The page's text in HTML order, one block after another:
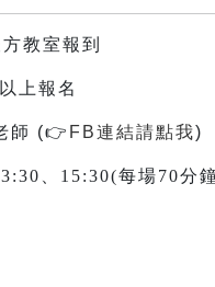
教室報到
上報名
師 (👉 FB連結請點我)
、15:30(每場70分